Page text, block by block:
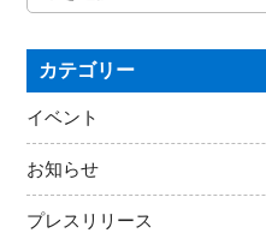
カテゴリー
イベント
お知らせ
プレスリリース